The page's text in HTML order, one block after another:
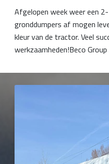
Afgelopen week weer een
gronddumpers af mogen
kleur van de tractor. Veel
werkzaamheden!Beco Group